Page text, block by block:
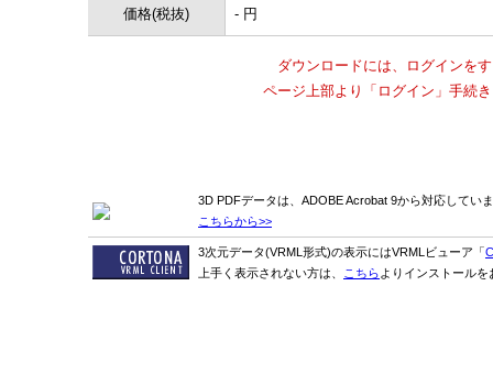
価格(税抜) - 円
ダウンロードには、ログインを
ページ上部より「ログイン」手続
3D PDFデータは、ADOBE Acrobat 9から対応してい
こちらから>>
3次元データ(VRML形式)の表示にはVRMLビューア「
上手く表示されない方は、
こちら よりインストール